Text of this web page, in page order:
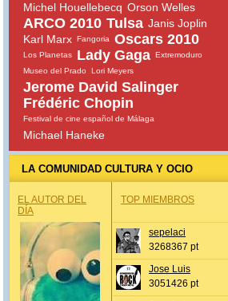
Michel Houellebecq Orson Welles
ARCO 2010 Tulsa Janis Joplin
Karl Marx Fangoria Oscars 2010
Los Planetas Lady Gaga Extremoduro
Museo del Prado
Lori Meyers
Jerome David Salinger
Frédéric Chopin
Festival de cine español de Málaga
Michael Haneke
LA COMUNIDAD CULTURA Y OCIO
EL AUTOR DEL
DÍA
TOP MIEMBROS
sepelaci
3268367 pt
Jose Luis
3051426 pt